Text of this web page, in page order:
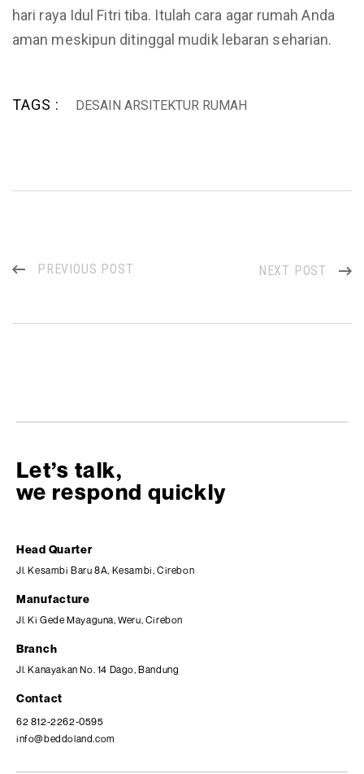
hari raya Idul Fitri tiba. Itulah cara agar rumah Anda
aman meskipun ditinggal mudik lebaran seharian.
TAGS : DESAIN ARSITEKTUR RUMAH
PREVIOUS POST NEXT POST
Let’s talk,
we respond quickly
Head Quarter
Jl. Kesambi Baru 8A, Kesambi, Cirebon
Manufacture
Jl. Ki Gede Mayaguna, Weru, Cirebon
Branch
Jl. Kanayakan No. 14 Dago, Bandung
Contact
62 812-2262-0595
info@beddoland.com